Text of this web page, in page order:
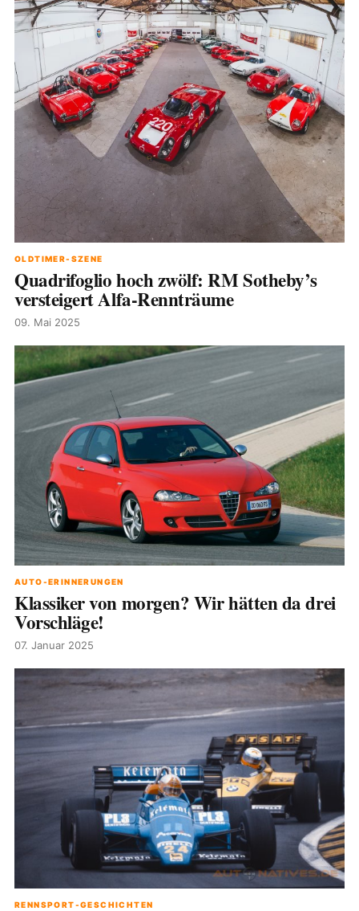
OLDTIMER-SZENE
Quadrifoglio hoch zwölf: RM Sotheby’s
versteigert Alfa-Rennträume
09. Mai 2025
AUTO-ERINNERUNGEN
Klassiker von morgen? Wir hätten da drei
Vorschläge!
07. Januar 2025
RENNSPORT-GESCHICHTEN